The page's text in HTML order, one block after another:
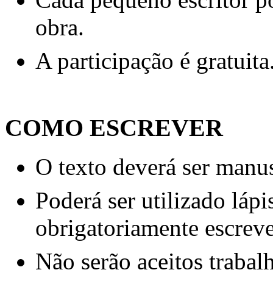
obra.
A participação é
COMO ESCREVER
O texto deverá ser
Poderá ser utilizado
obrigatoriamente
Não serão aceitos